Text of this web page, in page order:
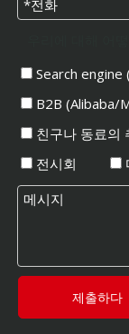
Search engine
B2B (Alibaba/
친구나 동료의
전시회
제출하다